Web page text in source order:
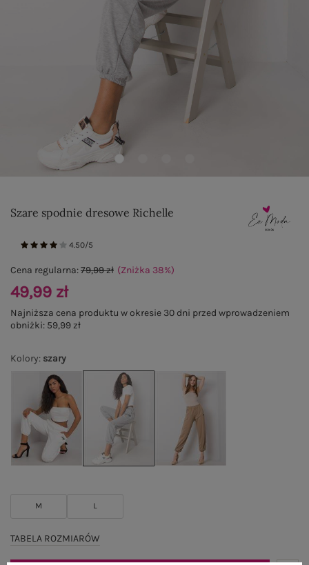
Szare spodnie dresowe Richelle
4.50/5
Kolory: szary
M L
TABELA ROZMIARÓW
Cena regularna:79,99 zł (Zniżka 38%)
49,99 zł
Najniższa cena produktu w okresie 30 dni przed wprowadzeniem
obniżki: 59,99 zł